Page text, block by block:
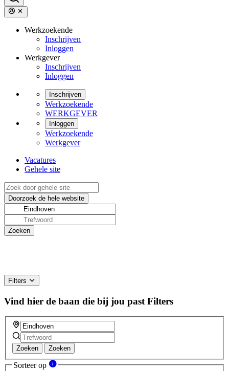
Werkzoekende
Inschrijven
Inloggen
Werkgever
Inschrijven
Inloggen
Inschrijven
Werkzoekende
WERKGEVER
Inloggen
Werkzoekende
Werkgever
Vacatures
Gehele site
Filters
Vind hier de baan die bij jou past Filters
Zoeken Zoeken
Sorteer op